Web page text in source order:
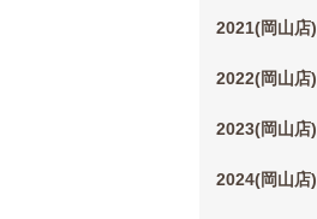
2021(岡山店)
2022(岡山店)
2023(岡山店)
2024(岡山店)